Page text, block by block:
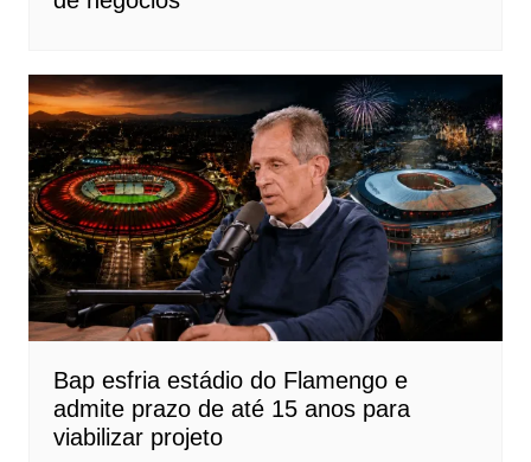
Bap esfria estádio do Flamengo e
admite prazo de até 15 anos para
viabilizar projeto